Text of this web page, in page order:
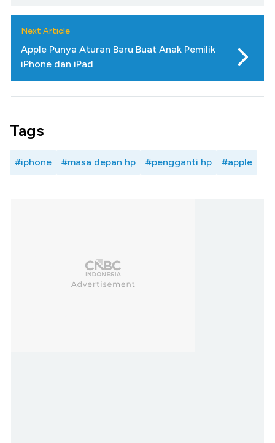
Next Article
Apple Punya Aturan Baru Buat Anak Pemilik
iPhone dan iPad
Tags
#iphone #masa depan hp #pengganti hp #apple